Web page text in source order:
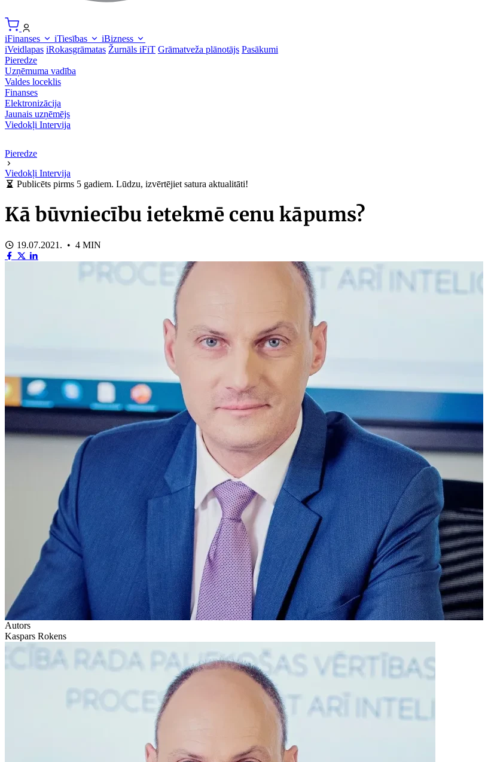
iFinanses iTiesības
iBizness
iVeidlapas iRokasgrāmatas Žurnāls iFiT Grāmatveža plānotājs Pasākumi
Pieredze
Uzņēmuma vadība
Valdes loceklis
Finanses
Elektronizācija
Jaunais uzņēmējs
Viedokļi Intervija
Pieredze
Viedokļi Intervija
Publicēts pirms 5 gadiem. Lūdzu, izvērtējiet satura aktualitāti!
Kā būvniecību ietekmē cenu kāpums?
19.07.2021. • 4 MIN
Autors
Kaspars Rokens